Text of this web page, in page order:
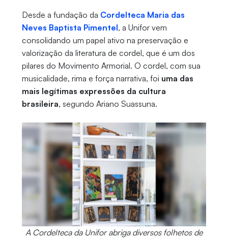
Desde a fundação da Cordelteca Maria das
Neves Baptista Pimentel, a Unifor vem
consolidando um papel ativo na preservação e
valorização da literatura de cordel, que é um dos
pilares do Movimento Armorial. O cordel, com sua
musicalidade, rima e força narrativa, foi uma das
mais legítimas expressões da cultura
brasileira, segundo Ariano Suassuna.
A Cordelteca da Unifor abriga diversos folhetos de